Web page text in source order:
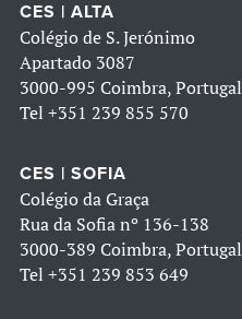
CES | ALTA
Colégio de S. Jerónimo
Apartado 3087
3000-995 Coimbra, Portugal
Tel +351 239 855 570
CES | SOFIA
Colégio da Graça
Rua da Sofia nº 136-138
3000-389 Coimbra, Portugal
Tel +351 239 853 649